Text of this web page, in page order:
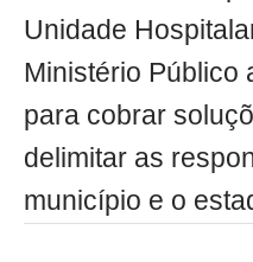
Unidade
Ministério Público
para cobrar
delimitar as
município e o